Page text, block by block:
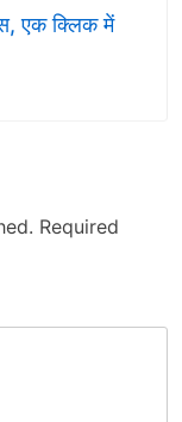
एक क्लिक में
Required